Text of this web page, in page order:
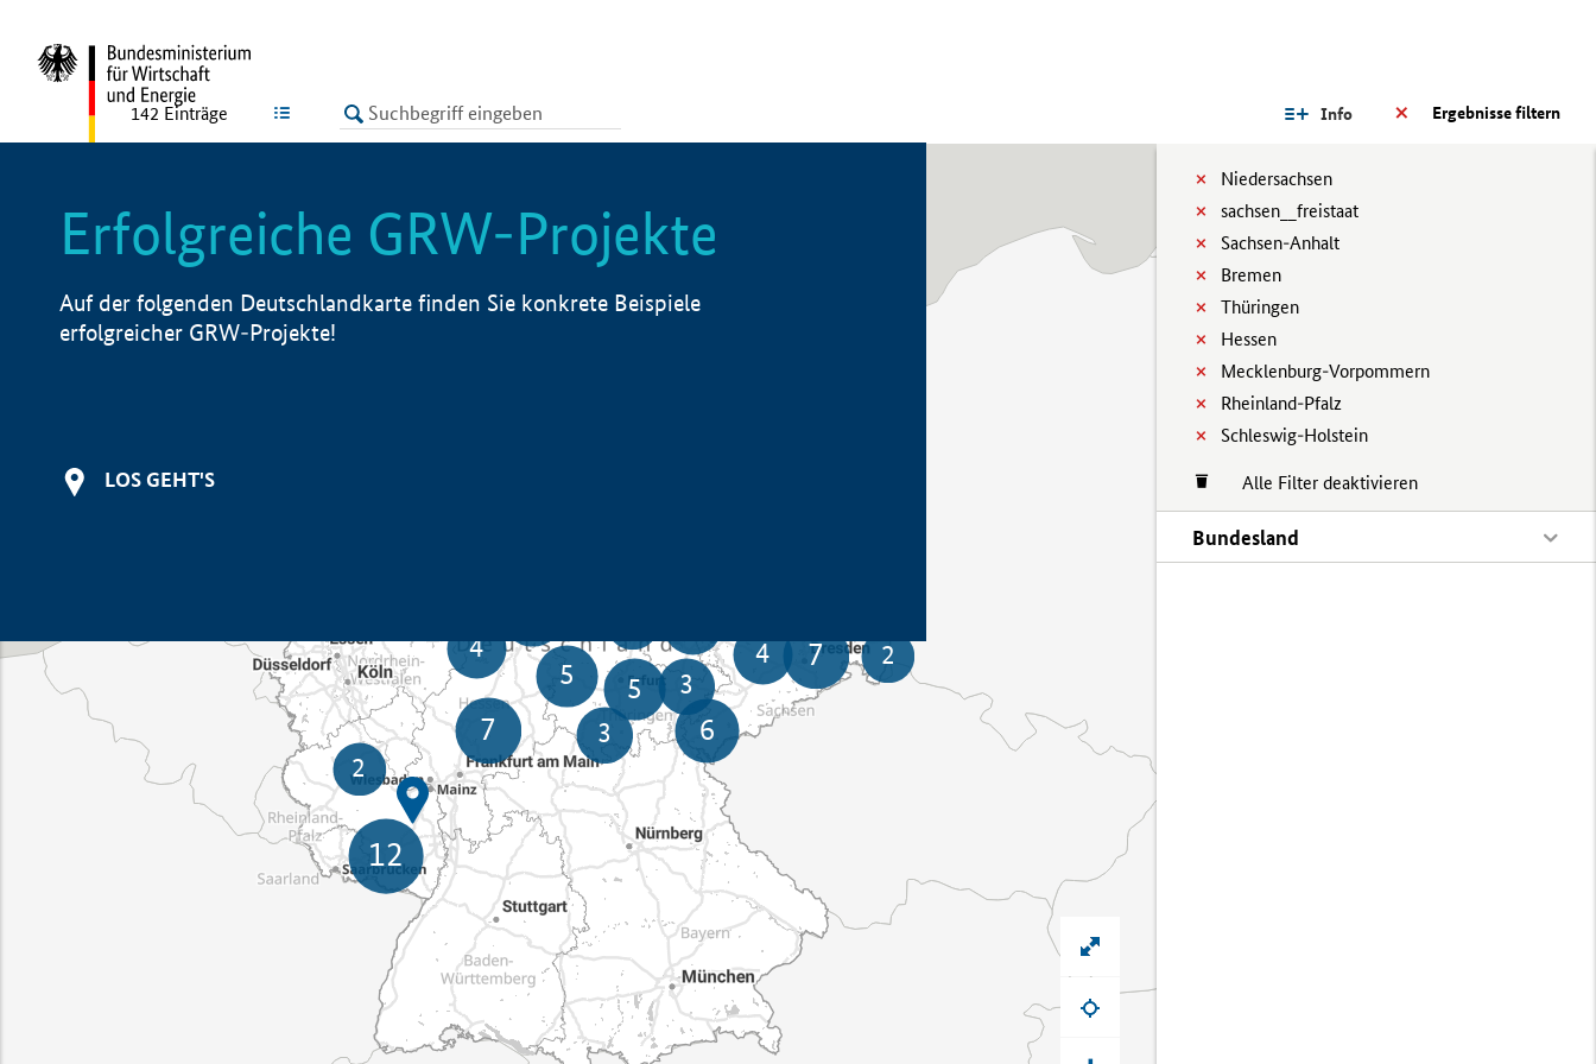
LISTE Ergebnisse filtern
Info
Niedersachsen
sachsen__freistaat
Sachsen-Anhalt
Bremen
Thüringen
Hessen
Mecklenburg-Vorpommern
Rheinland-Pfalz
Schleswig-Holstein
Alle Filter deaktivieren
Bundesland
142 Einträge
Erfolgreiche GRW-Projekte
Auf der folgenden Deutschlandkarte finden Sie konkrete Beispiele
erfolgreicher GRW-Projekte!
LOS GEHT'S